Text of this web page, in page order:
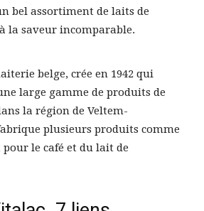
bel assortiment de laits de
la saveur incomparable.
belge, crée en 1942 qui
large gamme de produits de
la région de Veltem-
plusieurs produits comme
le café et du lait de